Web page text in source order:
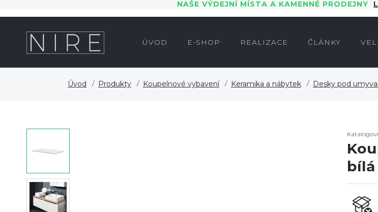
NAŠE VÝDEJNÍ MÍSTA A KAMENNÉ PRODEJNY
ÚVOD E-SHOP REALIZACE ČLÁNKY
Úvod Produkty Koupelnové vybavení Keramika a nábytek Desky pod